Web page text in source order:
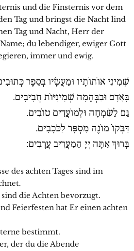
und die Finsternis vor dem
Tag und bringst die Nacht lind
Tag und Nacht, Herr der
du lebendiger, ewiger Gott
immer und ewig.
שְׁמִינִי אוֹתוֹתָיו וּמַעֲשָׂיו בְּסֵפֶר
בָּאָדָם וּבַבְּהֵמָה שְׁמִינִיּוֹת חֲבִיבִים.
גַּם לַשִּׂמְחָה וּלְמוֹעֲדִים טוֹבִים.
דִּבְּקוֹ מוֹנֶה מִסְפָּר לַכֹּכָבִים.
בָּרוּךְ אַתָּה יְיָ הַמַעֲרִיב עֲרָבִים:
des achten Tages sind im
die Achten bevorzugt.
Feierfesten hat Er einen achten
bestimmt.
der du die Abende